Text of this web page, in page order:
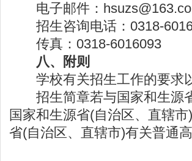
电子邮件：
招生咨询电话：0318-
传真：0318-6016093
八、附则
学校有关招生工作的要求
招生简章若与国家和生源
国家和生源省(自治区、直辖
省(自治区、直辖市)有关普通